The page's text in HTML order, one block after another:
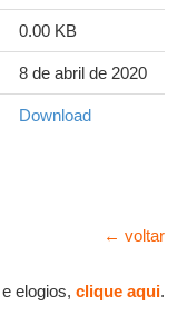
0.00 KB
8 de abril de 2020
Download
← voltar
elogios, clique aqui.